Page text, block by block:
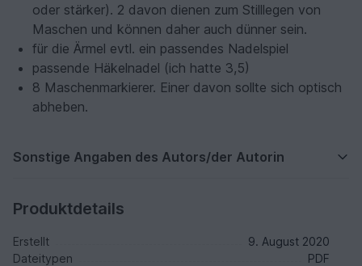
oder stärker). 2 davon dienen zum Stilllegen von
Maschen und können daher auch dünner sein.
für die Ärmel evtl. ein passendes Nadelspiel
passende Häkelnadel (ich hatte 3,5)
8 Maschenmarkierer. Einer davon sollte sich optisch
abheben.
Sonstige Angaben des Autors/der Autorin
Produktdetails
Erstellt
9. August 2020
Dateitypen
PDF